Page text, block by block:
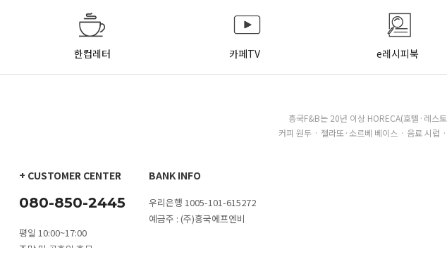
한컵레터 카페TV e레시피북
흥국F&B는 20년 이상 HORECA(호텔·레스
커피 원두 · 젤라또·소르베 베이스 · 음료 시럽
+ CUSTOMER CENTER
080-850-2445
평일 10:00~17:00
주말 및 공휴일 휴무
BANK INFO
우리은행 1005-101-615272
예금주 : (주)흥국에프엔비